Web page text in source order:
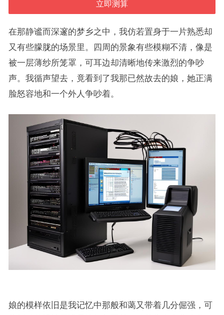
在那静谧而深邃的梦乡之中，我仿若置身于一片熟悉却
又有些朦胧的场景里。四周的景象有些模糊不清，像是
被一层薄纱所笼罩，可耳边却清晰地传来激烈的争吵
声。我循声望去，竟看到了我那已然故去的娘，她正满
脸怒容地和一个外人争吵着。
娘的模样依旧是我记忆中那般和蔼又带着几分倔强，可